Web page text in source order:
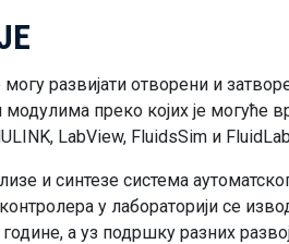
развијати отворени и
преко којих је могуће
LabView, FluidsSim и
и синтезе система
у лабораторији се
а уз подршку разних